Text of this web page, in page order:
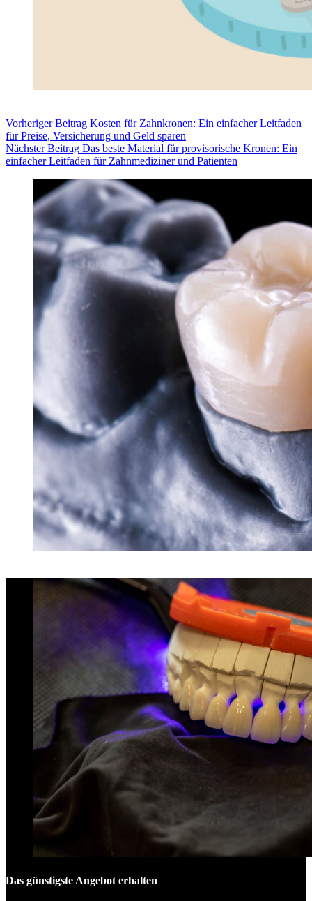
VorherigerBeitrag Kosten für Zahnkronen: Ein einfacher Leitfaden
für Preise, Versicherung und Geld sparen
NächsterBeitrag Das beste Material für provisorische Kronen: Ein
einfacher Leitfaden für Zahnmediziner und Patienten
Das günstigste Angebot erhalten